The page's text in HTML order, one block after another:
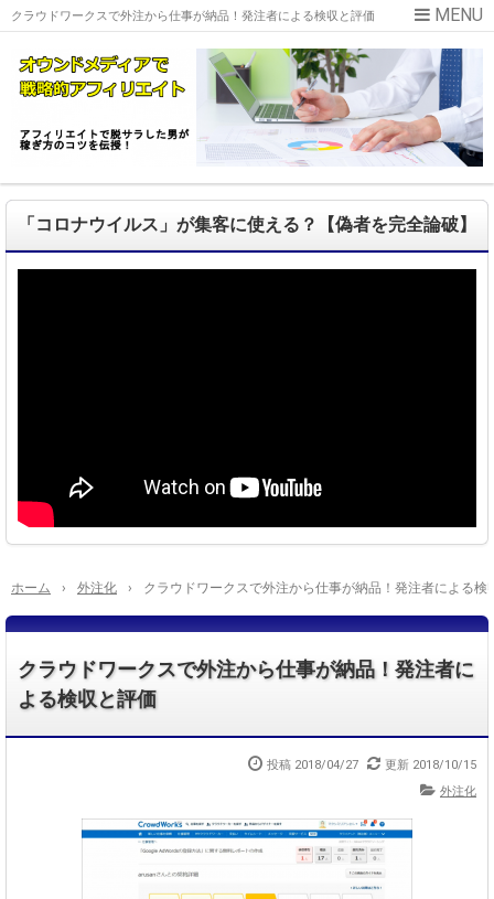
クラウドワークスで外注から仕事が納品！発注者による検収と評価
「コロナウイルス」が集客に使える？【偽者を完全論破】
ホーム › 外注化 › クラウドワークスで外注から仕事が納品！発注者による検
クラウドワークスで外注から仕事が納品！発注者に
よる検収と評価
投稿 2018/04/27 更新 2018/10/15
外注化